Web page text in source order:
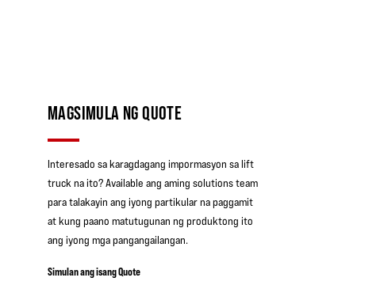
MAGSIMULA NG QUOTE
Interesado sa karagdagang impormasyon sa lift
truck na ito? Available ang aming solutions team
para talakayin ang iyong partikular na paggamit
at kung paano matutugunan ng produktong ito
ang iyong mga pangangailangan.
Simulan ang isang Quote